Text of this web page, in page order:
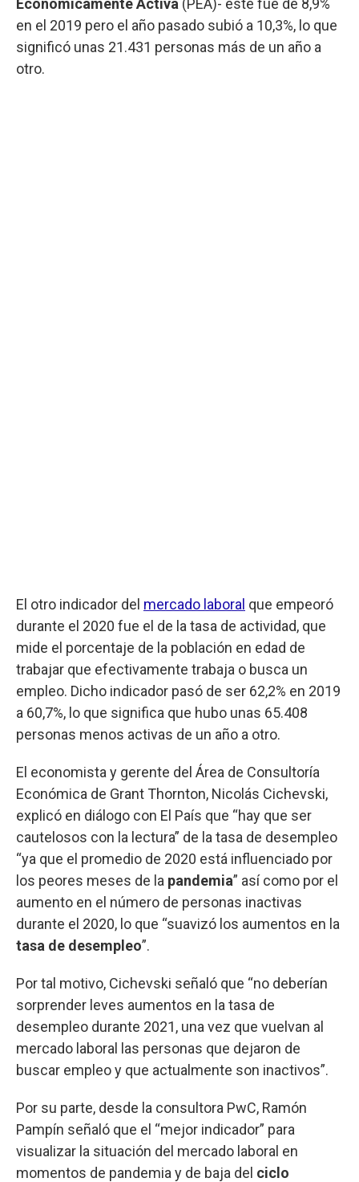
Económicamente Activa (PEA)- este fue de 8,9%
en el 2019 pero el año pasado subió a 10,3%, lo que
significó unas 21.431 personas más de un año a
otro.
El otro indicador del mercado laboral que empeoró
durante el 2020 fue el de la tasa de actividad, que
mide el porcentaje de la población en edad de
trabajar que efectivamente trabaja o busca un
empleo. Dicho indicador pasó de ser 62,2% en 2019
a 60,7%, lo que significa que hubo unas 65.408
personas menos activas de un año a otro.
El economista y gerente del Área de Consultoría
Económica de Grant Thornton, Nicolás Cichevski,
explicó en diálogo con El País que “hay que ser
cautelosos con la lectura” de la tasa de desempleo
“ya que el promedio de 2020 está influenciado por
los peores meses de la pandemia” así como por el
aumento en el número de personas inactivas
durante el 2020, lo que “suavizó los aumentos en la
tasa de desempleo”.
Por tal motivo, Cichevski señaló que “no deberían
sorprender leves aumentos en la tasa de
desempleo durante 2021, una vez que vuelvan al
mercado laboral las personas que dejaron de
buscar empleo y que actualmente son inactivos”.
Por su parte, desde la consultora PwC, Ramón
Pampín señaló que el “mejor indicador” para
visualizar la situación del mercado laboral en
momentos de pandemia y de baja del ciclo